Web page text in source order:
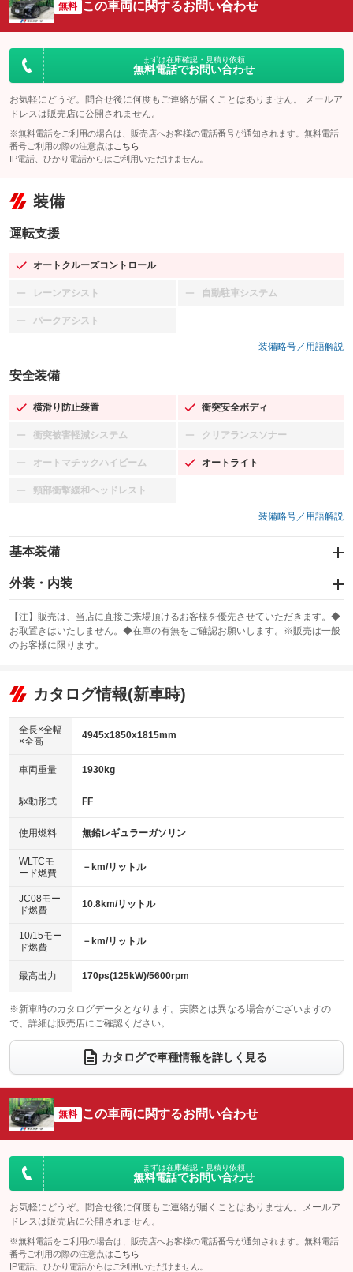
無料 この車両に関するお問い合わせ
まずは在庫確認・見積り依頼
無料電話でお問い合わせ
お気軽にどうぞ。問合せ後に何度もご連絡が届くことはありません。 メールア
ドレスは販売店に公開されません。
※無料電話をご利用の場合は、販売店へお客様の電話番号が通知されます。無料電話
番号ご利用の際の注意点は こちら
IP電話、ひかり電話からはご利用いただけません。
装備
運転支援
オートクルーズコントロール
：装備あり
レーンアシスト
：装備なし 自動駐車システム
：装備なし
パークアシスト
：装備なし
装備略号／用語解説
安全装備
横滑り防止装置
：装備あり 衝突安全ボディ
：装備あり
衝突被害軽減システム
：装備なし クリアランスソナー
：装備なし
オートマチックハイビーム
：装備なし オートライト
：装備あり
頸部衝撃緩和ヘッドレスト
：装備なし
装備略号／用語解説
基本装備
エアバッグ：運転席/助手席/サイド
：装備あり
：装備あり
サンルーフ
：装備なし ABS
リフトアップ
：装備なし
：装備なし
パワーウィンドウ
アイドリングストップ
：装備なし
USB入力端子
：装備あり
100V電源
：装備なし
センターデフロック
：装備なし
電動格納ミラー
：装備あり
外装・内装
カーナビ：SDナビ
：装備あり
TV：フルセグ
：装備あり
ビジュアル：ブルーレイ再生／DVD再生
：装備あり
アルミホイール：18インチ
：装備あり
HID(キセノンライト)
バックカメラ
エアロ
：装備なし
ローダウン
：装備なし
ベンチシート
：装備なし
チップアップシート
：装備なし
電動格納サードシート
：装備なし シートヒーター
：装備なし
ウォークスルー
電動リアゲート フロントカメラ
：装備なし
シートエアコン
：装備なし 全周囲カメラ
：装備なし
サイドカメラ
：装備なし ルーフレール
：装備なし
エアサスペンション ヘッドライトウォッシャー
【注】販売は、当店に直接ご来場頂けるお客様を優先させていただきます。◆
お取置きはいたしません。◆在庫の有無をご確認お願いします。※販売は一般
のお客様に限ります。
カタログ情報(新車時)
全長×全幅
×全高
4945x1850x1815mm
車両重量 1930kg
駆動形式 FF
使用燃料 無鉛レギュラーガソリン
WLTCモ
ード燃費
－km/リットル
JC08モー
ド燃費
10.8km/リットル
10/15モー
ド燃費
－km/リットル
最高出力 170ps(125kW)/5600rpm
※新車時のカタログデータとなります。実際とは異なる場合がございますの
で、詳細は販売店にご確認ください。
カタログで車種情報を詳しく見る
無料 この車両に関するお問い合わせ
まずは在庫確認・見積り依頼
無料電話でお問い合わせ
お気軽にどうぞ。問合せ後に何度もご連絡が届くことはありません。メールア
ドレスは販売店に公開されません。
※無料電話をご利用の場合は、販売店へお客様の電話番号が通知されます。無料電話
番号ご利用の際の注意点は こちら
IP電話、ひかり電話からはご利用いただけません。